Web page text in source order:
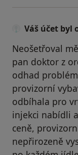
Váš účet byl
Neošetřoval
pan doktor z
odhad
provizorní
odbíhala pro
injekci nabídli
ceně,
nepřirozeně